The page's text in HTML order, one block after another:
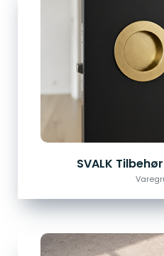
SVALK